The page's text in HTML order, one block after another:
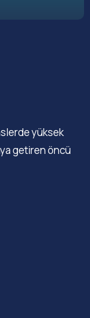
yüksek
getiren öncü